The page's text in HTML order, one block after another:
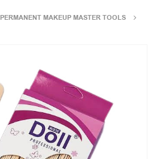
PERMANENT MAKEUP MASTER TOOLS